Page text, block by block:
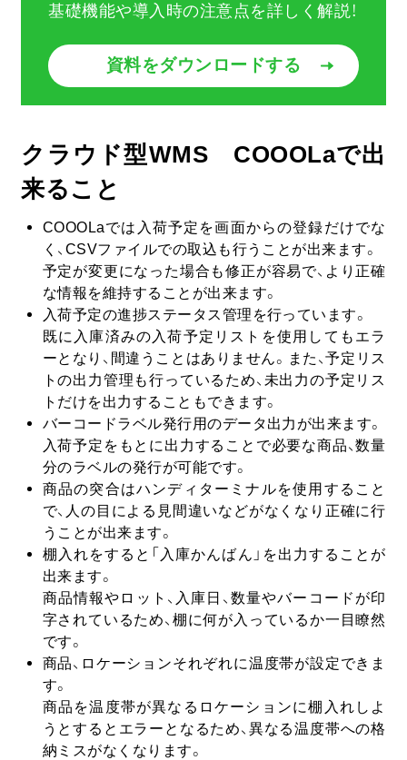
基礎機能や導入時の注意点を詳しく解説！
資料をダウンロードする
クラウド型WMS COOOLaで出
来ること
COOOLaでは入荷予定を画面からの登録だけでな
く、CSVファイルでの取込も行うことが出来ます。
予定が変更になった場合も修正が容易で、より正確
な情報を維持することが出来ます。
入荷予定の進捗ステータス管理を行っています。
既に入庫済みの入荷予定リストを使用してもエラ
ーとなり、間違うことはありません。また、予定リス
トの出力管理も行っているため、未出力の予定リス
トだけを出力することもできます。
バーコードラベル発行用のデータ出力が出来ます。
入荷予定をもとに出力することで必要な商品、数量
分のラベルの発行が可能です。
商品の突合はハンディターミナルを使用すること
で、人の目による見間違いなどがなくなり正確に行
うことが出来ます。
棚入れをすると「入庫かんばん」を出力することが
出来ます。
商品情報やロット、入庫日、数量やバーコードが印
字されているため、棚に何が入っているか一目瞭然
です。
商品、ロケーションそれぞれに温度帯が設定できま
す。
商品を温度帯が異なるロケーションに棚入れしよ
うとするとエラーとなるため、異なる温度帯への格
納ミスがなくなります。